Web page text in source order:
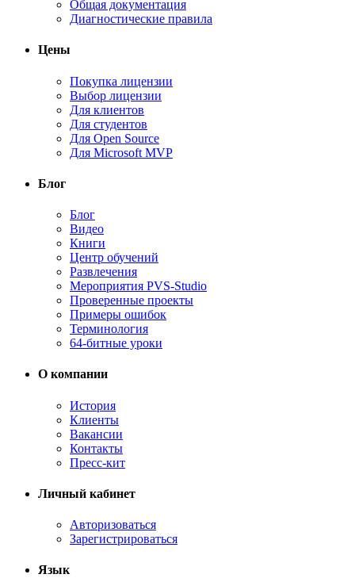
Общая документация
Диагностические правила
Цены
Покупка лицензии
Выбор лицензии
Для клиентов
Для студентов
Для Open Source
Для Microsoft MVP
Блог
Блог
Видео
Книги
Центр обучений
Развлечения
Мероприятия PVS-Studio
Проверенные проекты
Примеры ошибок
Терминология
64-битные уроки
О компании
История
Клиенты
Вакансии
Контакты
Пресс-кит
Личный кабинет
Авторизоваться
Зарегистрироваться
Язык